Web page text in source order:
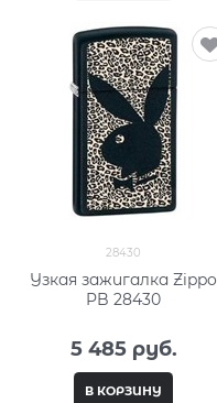
28430
Узкая зажигалка Zippo
PB 28430
5 485 руб.
В КОРЗИНУ